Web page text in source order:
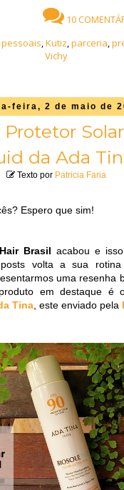
10
,Kutiz,parceria,
Vichy
feira, 2 de maio de
Protetor
da Ada
Texto por Patricia Faria
Espero que sim!
Brasil acabou e
volta a sua rotina
uma resenha
em destaque é
Tina , este enviado pela